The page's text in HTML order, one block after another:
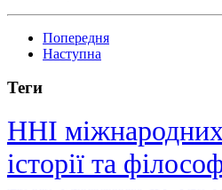
Попередня
Наступна
Теги
ННІ
історії та